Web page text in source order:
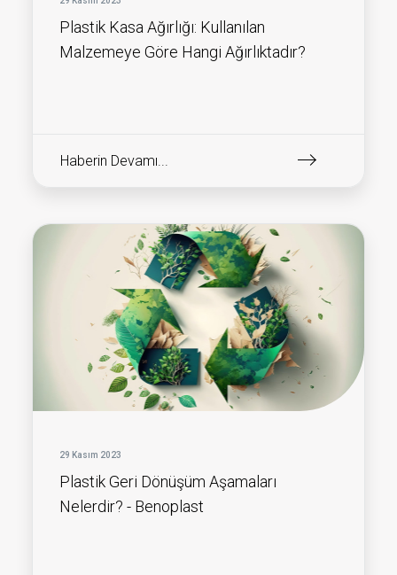
Plastik Kasa Ağırlığı: Kullanılan
Malzemeye Göre Hangi Ağırlıktadır?
Haberin Devamı...
29 Kasım 2023
Plastik Geri Dönüşüm Aşamaları
Nelerdir? - Benoplast